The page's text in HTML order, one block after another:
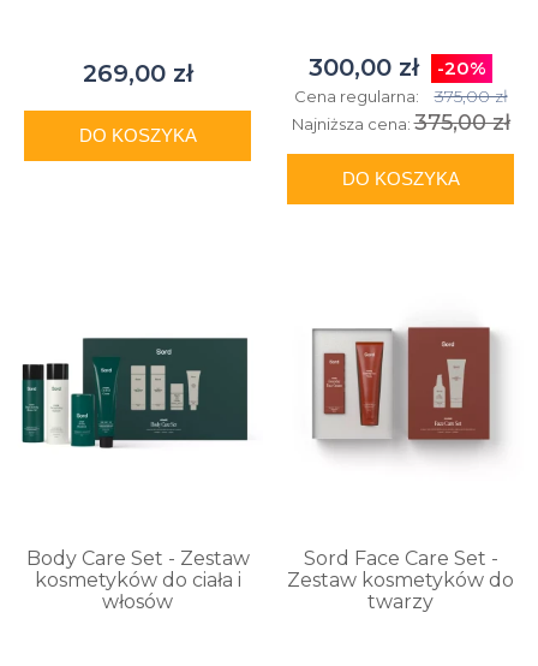
269,00 zł
DO KOSZYKA
300,00 zł -20%
Cena regularna: 375,00 zł
Najniższa cena:375,00 zł
DO KOSZYKA
Body Care Set - Zestaw
kosmetyków do ciała i
włosów
Sord Face Care Set -
Zestaw kosmetyków do
twarzy